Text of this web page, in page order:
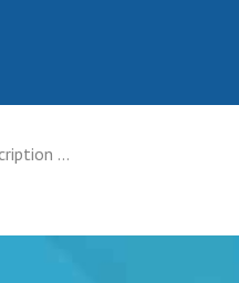
...